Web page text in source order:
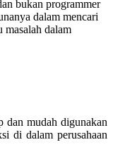
bukan programmer
dalam mencari
masalah dalam
dan mudah digunakan
di dalam perusahaan